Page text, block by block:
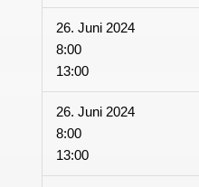
26. Juni 2024
8:00
13:00
26. Juni 2024
8:00
13:00